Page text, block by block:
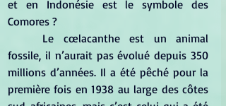
et en Indonésie est le symbole des
Comores ?
fossile, il n’aurait pas évolué depuis 350
millions d’années. Il a été pêché pour la
première fois en 1938 au large des côtes